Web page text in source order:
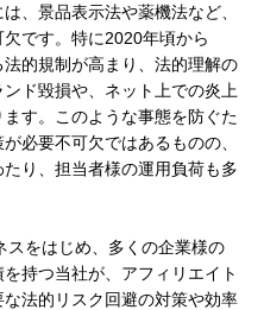
、景品表示法や薬機法など、
です。特に2020年頃から
的規制が高まり、法的理解の
ド毀損や、ネット上での炎上
す。このような事態を防ぐた
必要不可欠ではあるものの、
り、担当者様の運用負荷も多
スをはじめ、多くの企業様の
持つ当社が、アフィリエイト
法的リスク回避の対策や効率